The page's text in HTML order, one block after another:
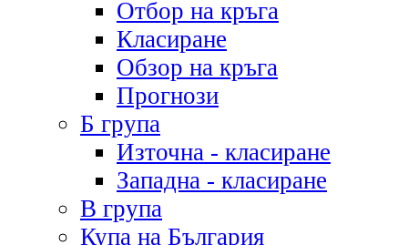
Отбор на кръга
Класиране
Обзор на кръга
Прогнози
Б група
Източна - класиране
Западна - класиране
В група
Купа на България